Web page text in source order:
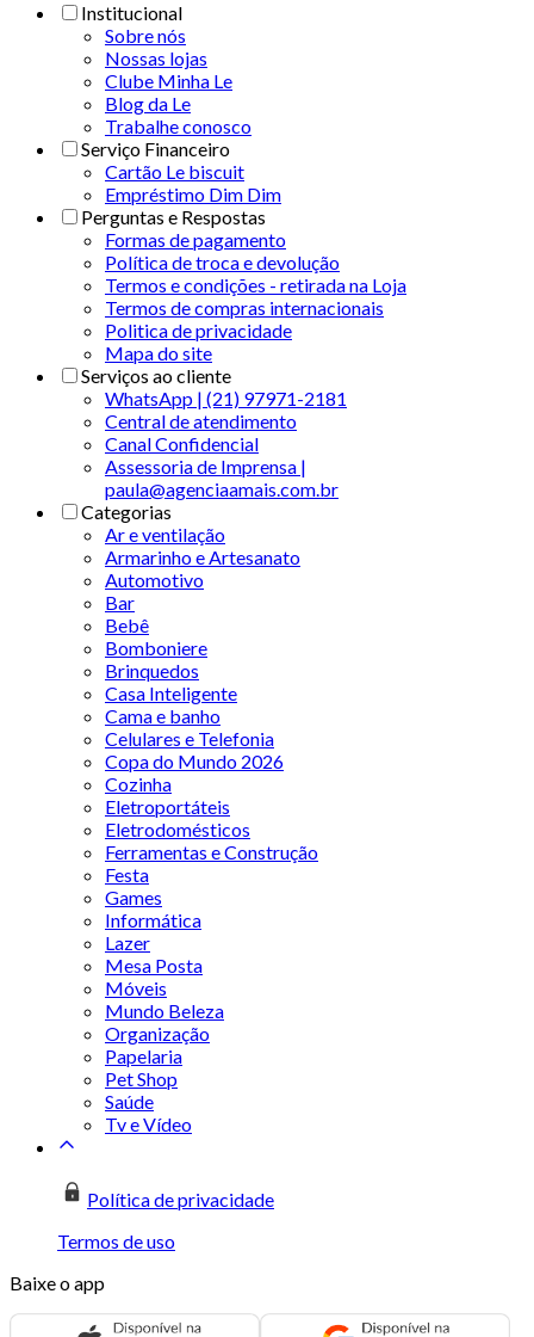
Institucional
Sobre nós
Nossas lojas
Clube Minha Le
Blog da Le
Trabalhe conosco
Serviço Financeiro
Cartão Le biscuit
Empréstimo Dim Dim
Perguntas e Respostas
Formas de pagamento
Política de troca e devolução
Termos e condições - retirada na Loja
Termos de compras internacionais
Politica de privacidade
Mapa do site
Serviços ao cliente
WhatsApp | (21) 97971-2181
Central de atendimento
Canal Confidencial
Assessoria de Imprensa |
paula@agenciaamais.com.br
Categorias
Ar e ventilação
Armarinho e Artesanato
Automotivo
Bar
Bebê
Bomboniere
Brinquedos
Casa Inteligente
Cama e banho
Celulares e Telefonia
Copa do Mundo 2026
Cozinha
Eletroportáteis
Eletrodomésticos
Ferramentas e Construção
Festa
Games
Informática
Lazer
Mesa Posta
Móveis
Mundo Beleza
Organização
Papelaria
Pet Shop
Saúde
Tv e Vídeo
Política de privacidade
Termos de uso
Baixe o app